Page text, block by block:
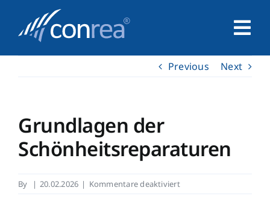
content
Unternehmen
Service
Previous Next
Grundlagen der
Schönheitsreparaturen
By | 20.02.2026 | Kommentare deaktiviertfür